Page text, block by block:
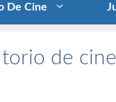
De Cine
de